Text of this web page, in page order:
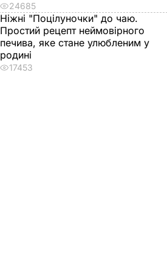
24685
Ніжні "Поцілуночки" до чаю.
Простий рецепт неймовірного
печива, яке стане улюбленим у
родині
17453